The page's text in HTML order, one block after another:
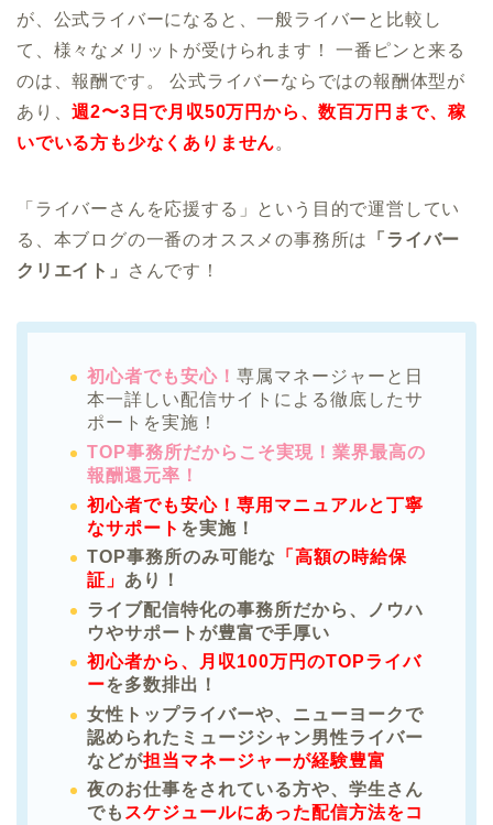
が、公式ライバーになると、一般ライバーと比較し
て、様々なメリットが受けられます！ 一番ピンと来る
のは、報酬です。 公式ライバーならではの報酬体型が
あり、週2〜3日で月収50万円から、数百万円まで、稼
いでいる方も少なくありません。
「ライバーさんを応援する」という目的で運営してい
る、本ブログの一番のオススメの事務所は
「ライバー
クリエイト」
さんです！
初心者でも安心！ 専属マネージャーと日
本一詳しい配信サイトによる徹底したサ
ポートを実施！
TOP事務所だからこそ実現！業界最高の
報酬還元率！
初心者でも安心！専用マニュアルと丁寧
なサポート を実施！
TOP事務所のみ可能な 「高額の時給保
証」 あり！
ライブ配信特化の事務所だから、ノウハ
ウやサポートが豊富で手厚い
初心者から、月収100万円のTOPライバ
ーを多数排出！
女性トップライバーや、ニューヨークで
認められたミュージシャン男性ライバー
などが担当マネージャーが経験豊富
夜のお仕事をされている方や、学生さん
でも スケジュールにあった配信方法をコ